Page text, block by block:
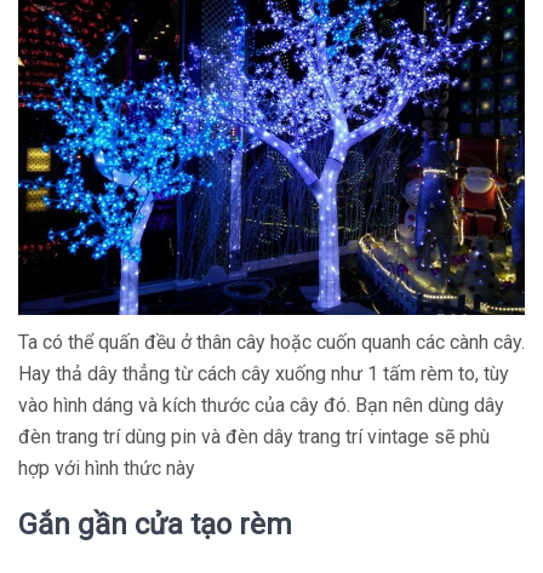
Ta có thể quấn đều ở thân cây hoặc cuốn quanh các cành cây.
Hay thả dây thẳng từ cách cây xuống như 1 tấm rèm to, tùy
vào hình dáng và kích thước của cây đó. Bạn nên dùng dây
đèn trang trí dùng pin và đèn dây trang trí vintage sẽ phù
hợp với hình thức này
Gắn gần cửa tạo rèm